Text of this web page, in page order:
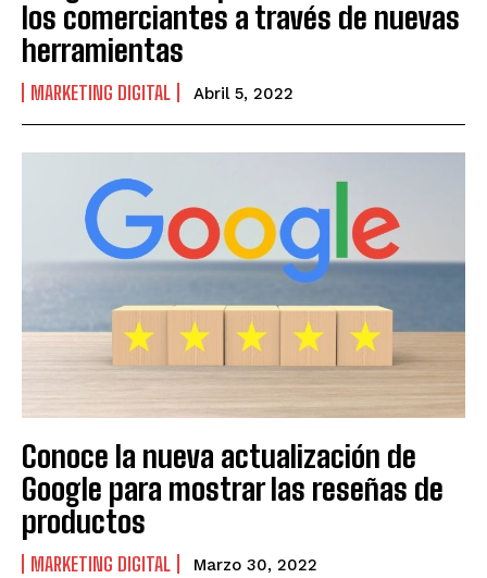
los comerciantes a través de nuevas
herramientas
MARKETING DIGITAL Abril 5, 2022
Conoce la nueva actualización de
Google para mostrar las reseñas de
productos
MARKETING DIGITAL Marzo 30, 2022